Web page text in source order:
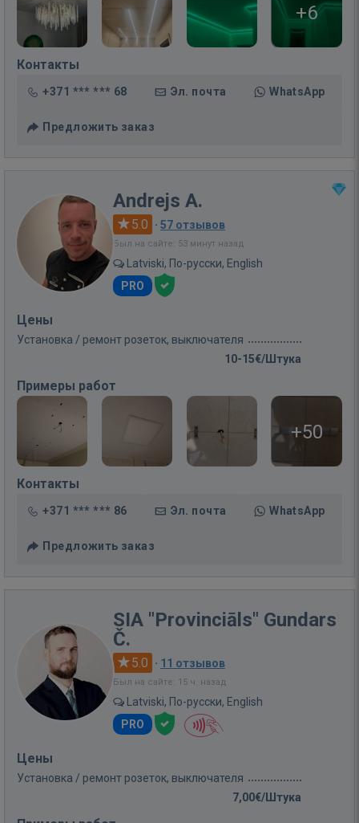
+6
Контакты
+371 *** *** 68 Эл. почта WhatsApp
Предложить заказ
Andrejs A.
5.0 · 57 отзывов
Был на сайте: 53 минут назад
Latviski, По-русски, English
PRO
Цены
Установка / ремонт розеток, выключателя
10-15€/Штука
Примеры работ
+50
Контакты
+371 *** *** 86 Эл. почта WhatsApp
Предложить заказ
SIA "Provinciāls" Gundars
Č.
5.0 · 11 отзывов
Был на сайте: 15 ч. назад
Latviski, По-русски, English
PRO
Цены
Установка / ремонт розеток, выключателя
7,00€/Штука